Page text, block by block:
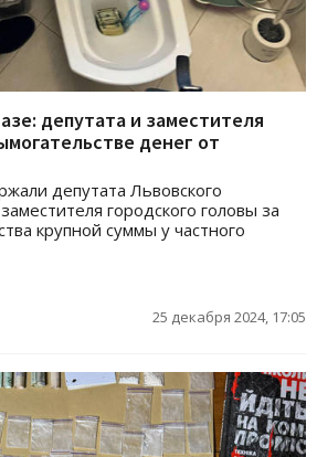
депутата и заместителя
денег от
депутата Львовского
городского головы за
крупной суммы у частного
25 декабря 2024, 17:05